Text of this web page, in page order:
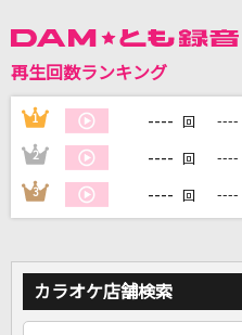
再生回数ランキング
1 ---- 回 ----
2 ---- 回 ----
3 ---- 回 ----
カラオケ店舗検索